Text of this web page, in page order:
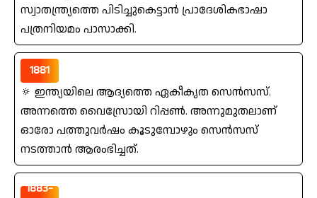
സ്വാതന്ത്ര്യത്തെ പിടിച്ചുകെട്ടാന്‍ പ്രാദേശികഭാഷാ
പത്രനിയമം പാസാക്കി.
1881
🔅 ഇന്ത്യയിലെ ആദ്യത്തെ ഏകീകൃത സെന്‍സസ്‌.
അന്നത്തെ വൈസ്രോയി റിപ്പണ്‍. അന്നുമുതലാണ്‌
ഓരോ പത്തുവര്‍ഷം കൂടുമ്പോഴും സെന്‍സസ്‌
നടത്താന്‍ ആരംഭിച്ചത്‌.
1883-